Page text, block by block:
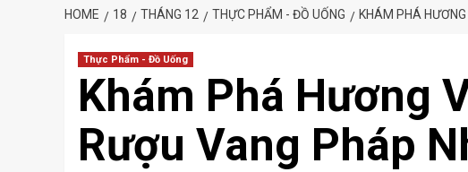
HOME 18 THÁNG 12 THỰC PHẨM - ĐỒ UỐNG KHÁM PHÁ
Thực Phẩm - Đồ Uống
Khám Phá Hương
Rượu Vang Pháp